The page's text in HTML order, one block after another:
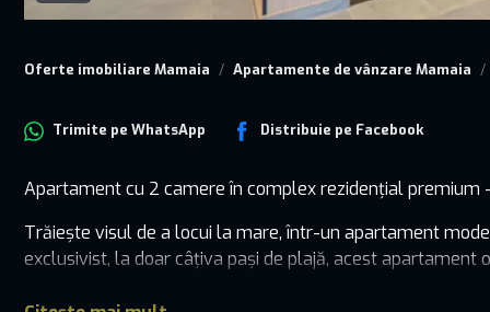
Oferte imobiliare Mamaia Apartamente de vânzare Mamaia
Trimite pe WhatsApp Distribuie pe Facebook
Apartament cu 2 camere în complex rezidențial premium
Trăiește visul de a locui la mare, într-un apartament
exclusivist, la doar câțiva pași de plajă, acest apartament
Detalii apartament – Nr. 505: